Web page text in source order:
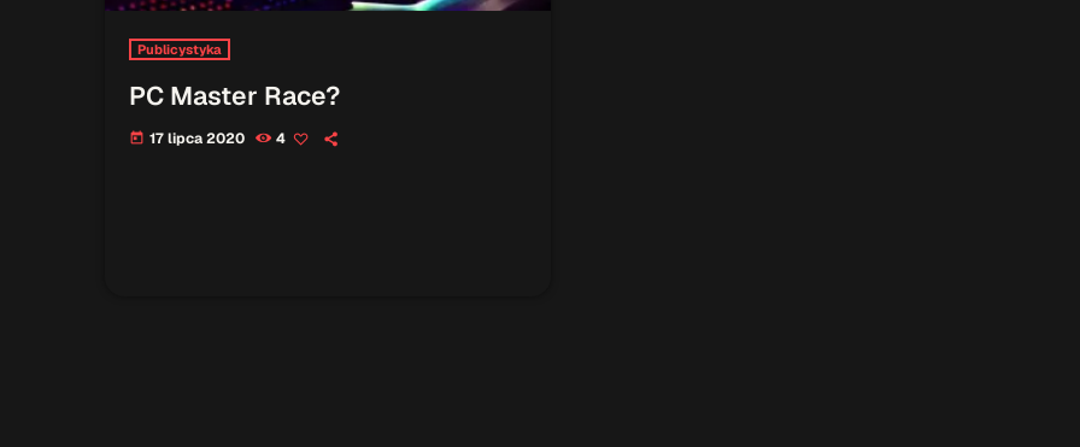
Publicystyka
PC Master Race?
today 17 lipca 2020 4